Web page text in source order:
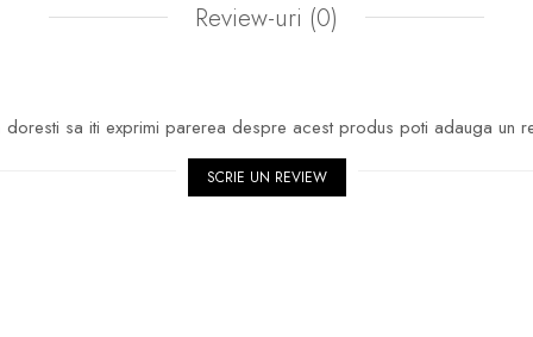
Review-uri (0)
doresti sa iti exprimi parerea despre acest produs poti adauga un
SCRIE UN REVIEW